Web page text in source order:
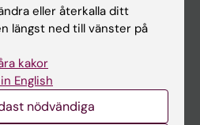
eller återkalla ditt
längst ned till vänster på
kakor
English
nödvändiga